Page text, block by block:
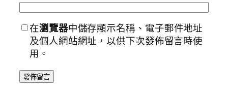
在瀏覽器中儲存顯示名稱、電子郵件地址
及個人網站網址，以供下次發佈留言時使
用。